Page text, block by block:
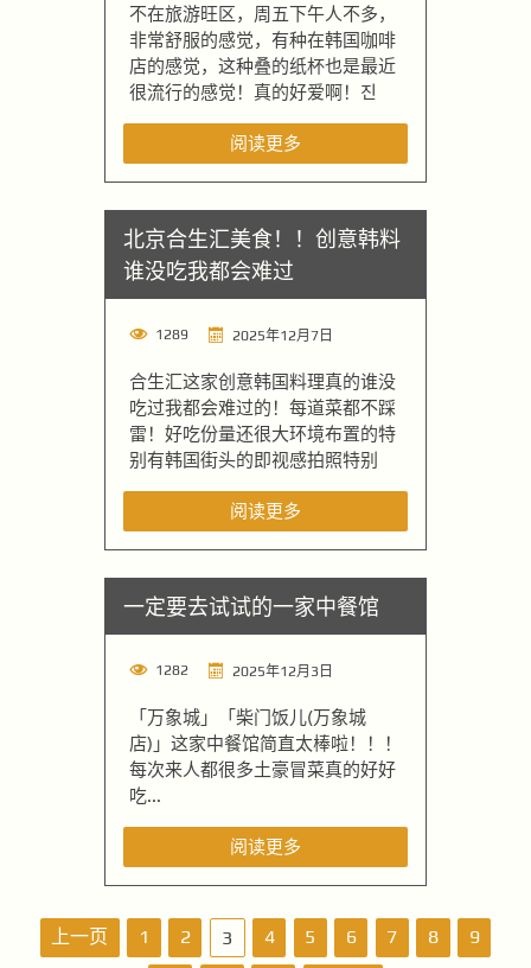
不在旅游旺区，周五下午人不多，
非常舒服的感觉，有种在韩国咖啡
店的感觉，这种叠的纸杯也是最近
很流行的感觉！真的好爱啊！진
阅读更多
北京合生汇美食！！创意韩料
谁没吃我都会难过
1289 2025年12月7日
合生汇这家创意韩国料理真的谁没
吃过我都会难过的！每道菜都不踩
雷！好吃份量还很大环境布置的特
别有韩国街头的即视感拍照特别
阅读更多
一定要去试试的一家中餐馆
1282 2025年12月3日
「万象城」「柴门饭儿(万象城
店)」这家中餐馆简直太棒啦！！！
每次来人都很多土豪冒菜真的好好
吃...
阅读更多
文上一页 1 2 3 4 5 6 7 8 9